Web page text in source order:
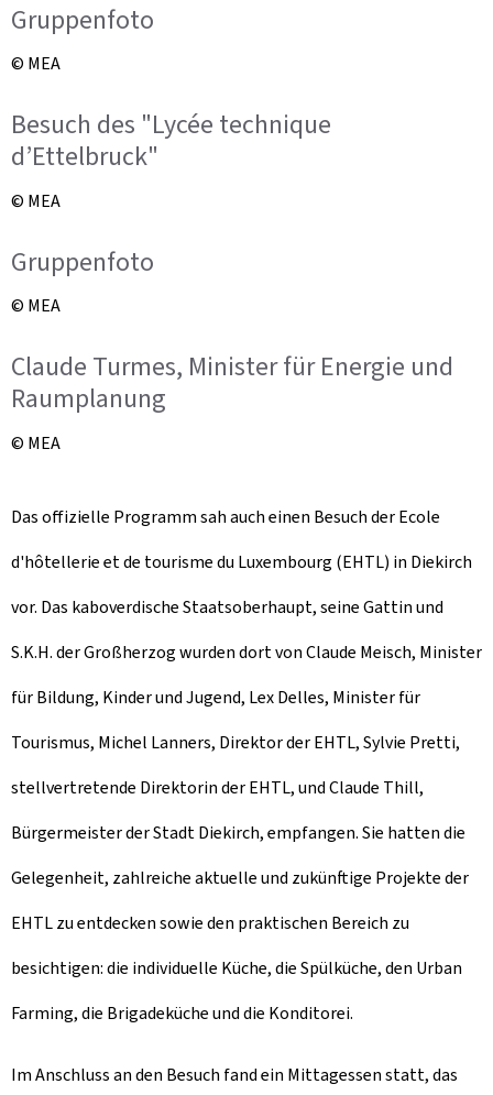
Gruppenfoto
© MEA
Besuch des "Lycée technique
d’Ettelbruck"
© MEA
Gruppenfoto
© MEA
Claude Turmes, Minister für Energie und
Raumplanung
© MEA
Das offizielle Programm sah auch einen Besuch derEcole
d'hôtellerie et de tourisme du Luxembourg (EHTL) in Diekirch
vor. Das kaboverdische Staatsoberhaupt, seine Gattin und
S.K.H. der Großherzog wurden dort von Claude Meisch, Minister
für Bildung, Kinder und Jugend, Lex Delles, Minister für
Tourismus, Michel Lanners, Direktor der EHTL, Sylvie Pretti,
stellvertretende Direktorin der EHTL, und Claude Thill,
Bürgermeister der Stadt Diekirch, empfangen. Sie hatten die
Gelegenheit, zahlreiche aktuelle und zukünftige Projekte der
EHTL zu entdecken sowie den praktischen Bereich zu
besichtigen: die individuelle Küche, die Spülküche, den Urban
Farming, die Brigadeküche und die Konditorei.
Im Anschluss an den Besuch fand ein Mittagessen statt, das